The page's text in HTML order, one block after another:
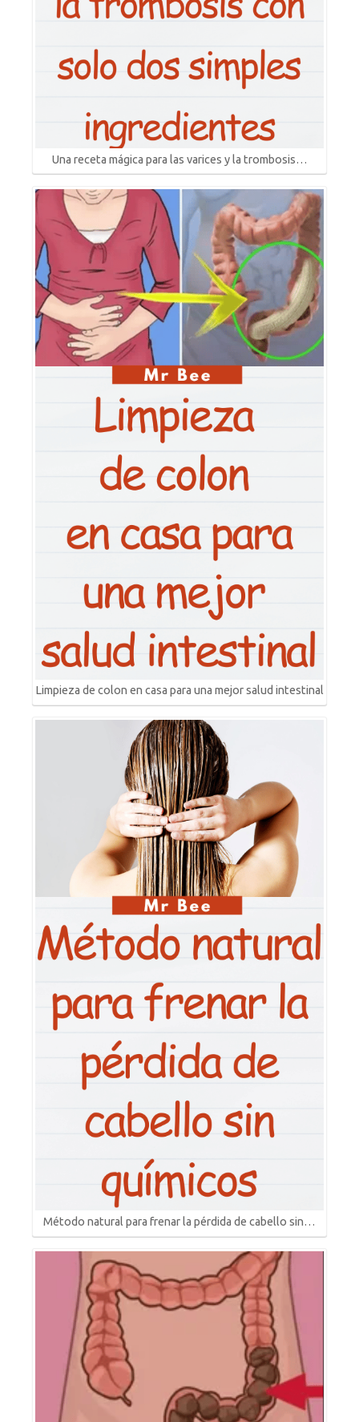
Una receta mágica para las varices y la trombosis…
Limpieza de colon en casa para una mejor salud intestinal
Método natural para frenar la pérdida de cabello sin…